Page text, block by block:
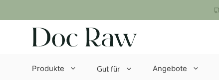
Inhalt
springen
Produkte Gut für Angebote